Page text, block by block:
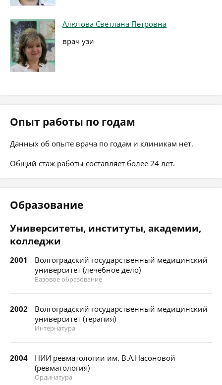
Алютова Светлана Петровна
врач узи
Опыт работы по годам
Данных об опыте врача по годам и клиникам нет.
Общий стаж работы составляет более 24 лет.
Образование
Университеты, институты, академии,
колледжи
2001
Волгоградский государственный медицинский
университет (лечебное дело)
Базовое образование
2002
Волгоградский государственный медицинский
университет (терапия)
Интернатура
2004
НИИ ревматологии им. В.А.Насоновой
(ревматология)
Ординатура